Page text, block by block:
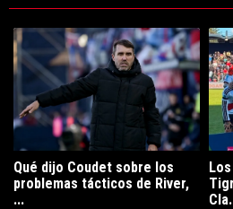
Un artículo de tendencia con el título
Qué dijo Coudet sobre los
problemas tácticos de River,
...
Un